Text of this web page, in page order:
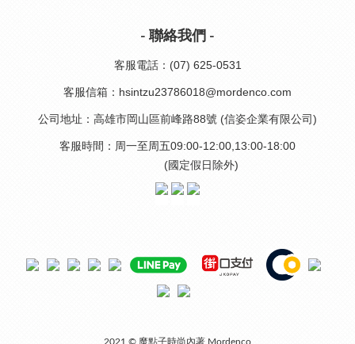
- 聯絡我們 -
客服電話：(07) 625-0531
客服信箱：hsintzu23786018@mordenco.com
公司地址：高雄市岡山區前峰路88號 (信姿企業有限公司)
客服時間：周一至周五09:00-12:00,13:00-18:00
(國定假日除外)
2021 © 魔點子時尚內著 Mordenco